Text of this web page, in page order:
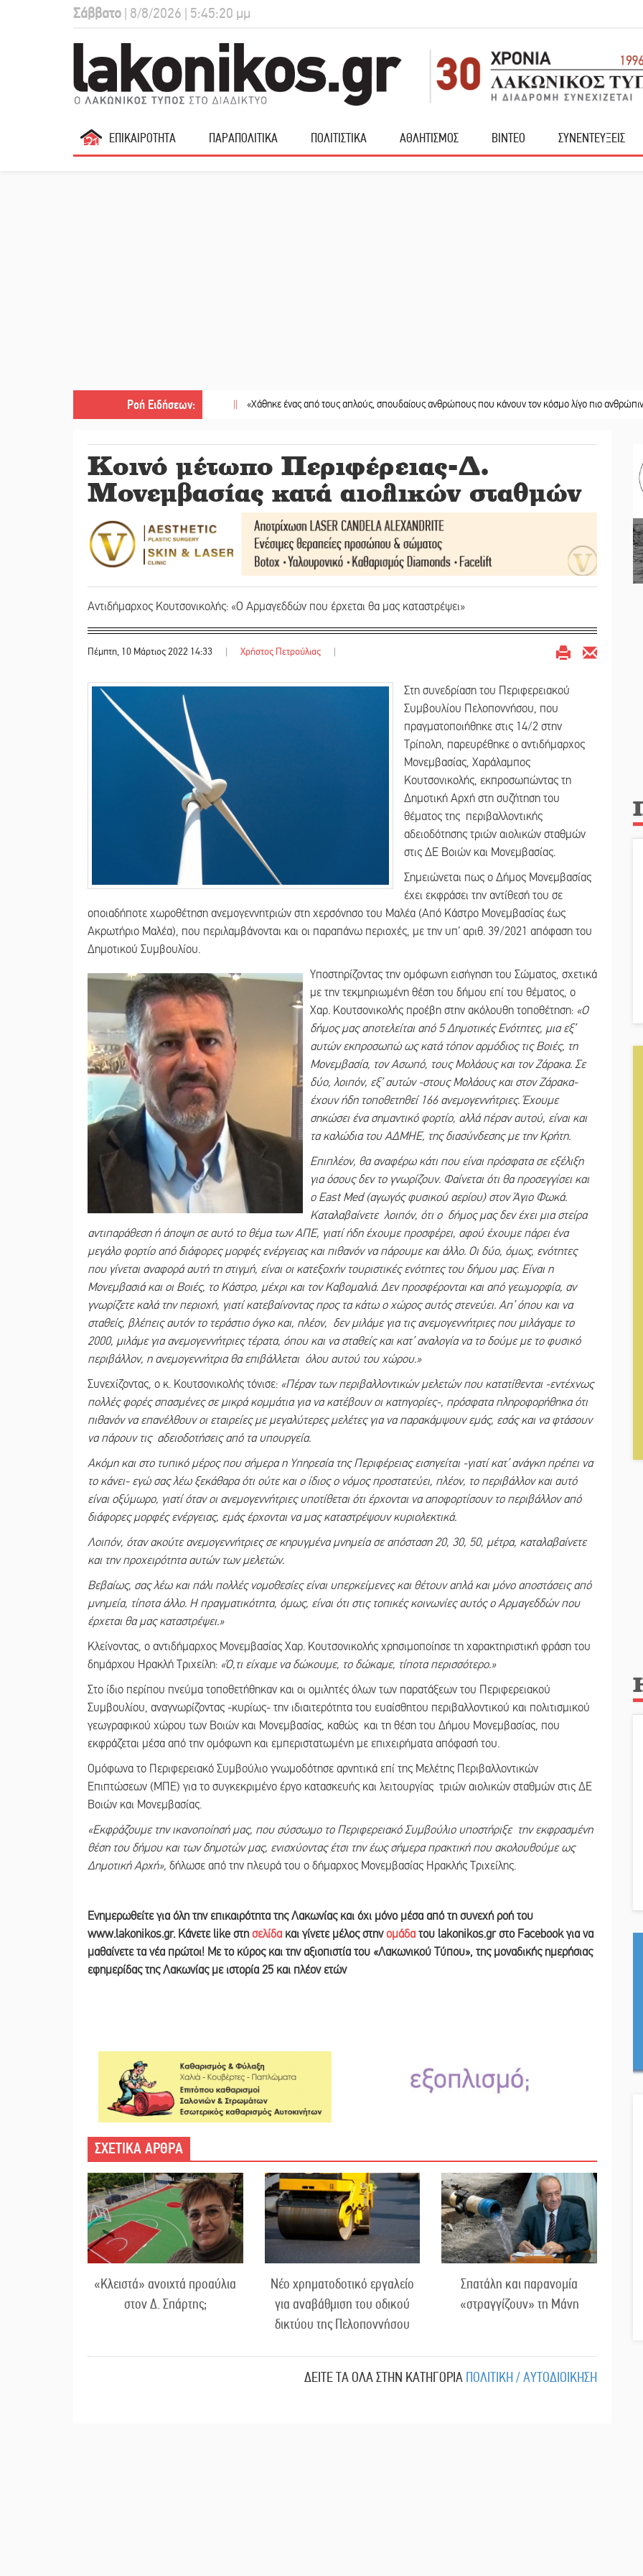
Σάββατο | 8/8/2026 | 5:45:21 μμ
ΕΠΙΚΑΙΡΟΤΗΤΑ ΠΑΡΑΠΟΛΙΤΙΚΑ ΠΟΛΙΤΙΣΤΙΚΑ ΑΘΛΗΤΙΣΜΟΣ ΒΙΝΤΕΟ ΣΥΝΕΝΤΕΥΞΕΙΣ
Ροή Ειδήσεων:
|| «Χάθηκε ένας από τους απλούς, σπουδαίους ανθρώπους που κάνουν τον κόσμο λίγο πιο ανθρώπινο» || Χωρίς
Κοινό μέτωπο Περιφέρειας-Δ.
Μονεμβασίας κατά αιολικών σταθμών
Αντιδήμαρχος Κουτσονικολής: «Ο Αρμαγεδδών που έρχεται θα μας καταστρέψει»
Πέμπτη, 10 Μάρτιος 2022 14:33 | Χρήστος Πετρούλιας |
Στη συνεδρίαση του Περιφερειακού
Συμβουλίου Πελοποννήσου, που
πραγματοποιήθηκε στις 14/2 στην
Τρίπολη, παρευρέθηκε ο αντιδήμαρχος
Μονεμβασίας, Χαράλαμπος
Κουτσονικολής, εκπροσωπώντας τη
Δημοτική Αρχή στη συζήτηση του
θέματος της περιβαλλοντικής
αδειοδότησης τριών αιολικών σταθμών
στις ΔΕ Βοιών και Μονεμβασίας.
Σημειώνεται πως ο Δήμος Μονεμβασίας
έχει εκφράσει την αντίθεσή του σε
οποιαδήποτε χωροθέτηση ανεμογεννητριών στη χερσόνησο του Μαλέα (Από Κάστρο Μονεμβασίας έως
Ακρωτήριο Μαλέα), που περιλαμβάνονται και οι παραπάνω περιοχές, με την υπ’ αριθ. 39/2021 απόφαση του
Δημοτικού Συμβουλίου.
Υποστηρίζοντας την ομόφωνη εισήγηση του Σώματος, σχετικά
με την τεκμηριωμένη θέση του δήμου επί του θέματος, o
Χαρ. Κουτσονικολής προέβη στην ακόλουθη τοποθέτηση: «Ο
δήμος μας αποτελείται από 5 Δημοτικές Ενότητες, μια εξ’
αυτών εκπροσωπώ ως κατά τόπον αρμόδιος τις Βοιές, τη
Μονεμβασία, τον Ασωπό, τους Μολάους και τον Ζάρακα. Σε
δύο, λοιπόν, εξ’ αυτών -στους Μολάους και στον Ζάρακα-
έχουν ήδη τοποθετηθεί 166 ανεμογεννήτριες. Έχουμε
σηκώσει ένα σημαντικό φορτίο, αλλά πέραν αυτού, είναι και
τα καλώδια του ΑΔΜΗΕ, της διασύνδεσης με την Κρήτη.
Επιπλέον, θα αναφέρω κάτι που είναι πρόσφατα σε εξέλιξη
για όσους δεν το γνωρίζουν. Φαίνεται ότι θα προσεγγίσει και
ο Εast Μed (αγωγός φυσικού αερίου) στον Άγιο Φωκά.
Καταλαβαίνετε λοιπόν, ότι ο δήμος μας δεν έχει μια στείρα
αντιπαράθεση ή άποψη σε αυτό το θέμα των ΑΠΕ, γιατί ήδη έχουμε προσφέρει, αφού έχουμε πάρει ένα
μεγάλο φορτίο από διάφορες μορφές ενέργειας και πιθανόν να πάρουμε και άλλο. Οι δύο, όμως, ενότητες
που γίνεται αναφορά αυτή τη στιγμή, είναι οι κατεξοχήν τουριστικές ενότητες του δήμου μας. Είναι η
Μονεμβασιά και οι Βοιές, το Κάστρο, μέχρι και τον Καβομαλιά. Δεν προσφέρονται και από γεωμορφία, αν
γνωρίζετε καλά την περιοχή, γιατί κατεβαίνοντας προς τα κάτω ο χώρος αυτός στενεύει. Απ’ όπου και να
σταθείς, βλέπεις αυτόν το τεράστιο όγκο και, πλέον, δεν μιλάμε για τις ανεμογεννήτριες που μιλάγαμε το
2000, μιλάμε για ανεμογεννήτριες τέρατα, όπου και να σταθείς και κατ’ αναλογία να το δούμε με το φυσικό
περιβάλλον, η ανεμογεννήτρια θα επιβάλλεται όλου αυτού του χώρου.»
Συνεχίζοντας, ο κ. Κουτσονικολής τόνισε: «Πέραν των περιβαλλοντικών μελετών που κατατίθενται -εντέχνως
πολλές φορές σπασμένες σε μικρά κομμάτια για να κατέβουν οι κατηγορίες-, πρόσφατα πληροφορήθηκα ότι
πιθανόν να επανέλθουν οι εταιρείες με μεγαλύτερες μελέτες για να παρακάμψουν εμάς, εσάς και να φτάσουν
να πάρουν τις αδειοδοτήσεις από τα υπουργεία.
Ακόμη και στο τυπικό μέρος που σήμερα η Υπηρεσία της Περιφέρειας εισηγείται -γιατί κατ’ ανάγκη πρέπει να
το κάνει- εγώ σας λέω ξεκάθαρα ότι ούτε και ο ίδιος ο νόμος προστατεύει, πλέον, το περιβάλλον και αυτό
είναι οξύμωρο, γιατί όταν οι ανεμογεννήτριες υποτίθεται ότι έρχονται να αποφορτίσουν το περιβάλλον από
διάφορες μορφές ενέργειας, εμάς έρχονται να μας καταστρέψουν κυριολεκτικά.
Λοιπόν, όταν ακούτε ανεμογεννήτριες σε κηρυγμένα μνημεία σε απόσταση 20, 30, 50, μέτρα, καταλαβαίνετε
και την προχειρότητα αυτών των μελετών.
Βεβαίως, σας λέω και πάλι πολλές νομοθεσίες είναι υπερκείμενες και θέτουν απλά και μόνο αποστάσεις από
μνημεία, τίποτα άλλο. Η πραγματικότητα, όμως, είναι ότι στις τοπικές κοινωνίες αυτός ο Αρμαγεδδών που
έρχεται θα μας καταστρέψει.»
Κλείνοντας, ο αντιδήμαρχος Μονεμβασίας Χαρ. Κουτσονικολής χρησιμοποίησε τη χαρακτηριστική φράση του
δημάρχου Ηρακλή Τριχείλη: «Ό,τι είχαμε να δώκουμε, το δώκαμε, τίποτα περισσότερο.»
Στο ίδιο περίπου πνεύμα τοποθετήθηκαν και οι ομιλητές όλων των παρατάξεων του Περιφερειακού
Συμβουλίου, αναγνωρίζοντας -κυρίως- την ιδιαιτερότητα του ευαίσθητου περιβαλλοντικού και πολιτισμικού
γεωγραφικού χώρου των Βοιών και Μονεμβασίας, καθώς και τη θέση του Δήμου Μονεμβασίας, που
εκφράζεται μέσα από την ομόφωνη και εμπεριστατωμένη με επιχειρήματα απόφασή του.
Ομόφωνα το Περιφερειακό Συμβούλιο γνωμοδότησε αρνητικά επί της Μελέτης Περιβαλλοντικών
Επιπτώσεων (ΜΠΕ) για το συγκεκριμένο έργο κατασκευής και λειτουργίας τριών αιολικών σταθμών στις ΔΕ
Βοιών και Μονεμβασίας.
«Εκφράζουμε την ικανοποίησή μας, που σύσσωμο το Περιφερειακό Συμβούλιο υποστήριξε την εκφρασμένη
θέση του δήμου και των δημοτών μας, ενισχύοντας έτσι την έως σήμερα πρακτική που ακολουθούμε ως
Δημοτική Αρχή», δήλωσε από την πλευρά του ο δήμαρχος Μονεμβασίας Ηρακλής Τριχείλης.
Ενημερωθείτε για όλη την επικαιρότητα της Λακωνίας και όχι μόνο μέσα από τη συνεχή ροή του
www.lakonikos.gr. Κάνετε like στη σελίδα και γίνετε μέλος στηνομάδα του lakonikos.gr στο Facebook για να
μαθαίνετε τα νέα πρώτοι! Με το κύρος και την αξιοπιστία του «Λακωνικού Τύπου», της μοναδικής ημερήσιας
εφημερίδας της Λακωνίας με ιστορία 25 και πλέον ετών
ΣΧΕΤΙΚΑ ΑΡΘΡΑ
«Κλειστά» ανοιχτά προαύλια
στον Δ. Σπάρτης;
Νέο χρηματοδοτικό εργαλείο
για αναβάθμιση του οδικού
δικτύου της Πελοποννήσου
Σπατάλη και παρανομία
«στραγγίζουν» τη Μάνη
ΔΕΙΤΕ ΤΑ ΟΛΑ ΣΤΗΝ ΚΑΤΗΓΟΡΙΑ ΠΟΛΙΤΙΚΗ / ΑΥΤΟΔΙΟΙΚΗΣΗ